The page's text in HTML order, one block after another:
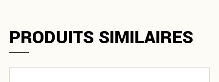
PRODUITS SIMILAIRES